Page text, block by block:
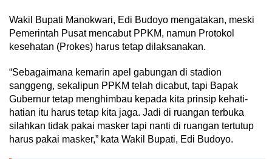
Wakil Bupati Manokwari, Edi Budoyo mengatakan, meski
Pemerintah Pusat mencabut PPKM, namun Protokol
kesehatan (Prokes) harus tetap dilaksanakan.
“Sebagaimana kemarin apel gabungan di stadion
sanggeng, sekalipun PPKM telah dicabut, tapi Bapak
Gubernur tetap menghimbau kepada kita prinsip kehati-
hatian itu harus tetap kita jaga. Jadi di ruangan terbuka
silahkan tidak pakai masker tapi nanti di ruangan tertutup
harus pakai masker,” kata Wakil Bupati, Edi Budoyo.